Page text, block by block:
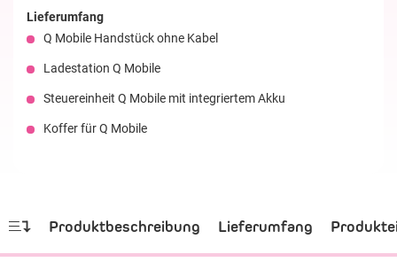
Lieferumfang
Q Mobile Handstück ohne Kabel
Ladestation Q Mobile
Steuereinheit Q Mobile mit integriertem Akku
Koffer für Q Mobile
Produktbeschreibung Lieferumfang